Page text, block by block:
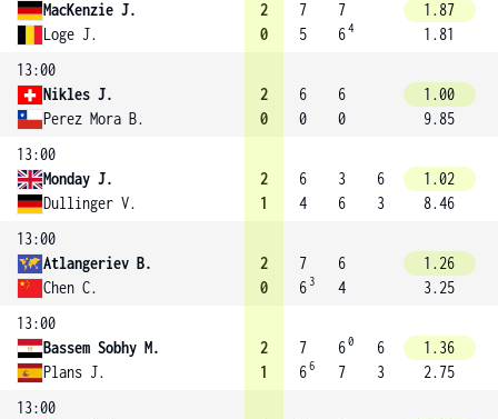
MacKenzie J.
Loge J.
2
0
7
5
7
64
1.87
1.81
13:00
Nikles J.
Perez Mora B.
2
0
6
0
6
0
1.00
9.85
13:00
Monday J.
Dullinger V.
2
1
6
4
3
6
6
3
1.02
8.46
13:00
Atlangeriev B.
Chen C.
2
0
7
6 3
6
4
1.26
3.25
13:00
Bassem Sobhy M.
Plans J.
2
1
7
66
60
7
6
3
1.36
2.75
13:00